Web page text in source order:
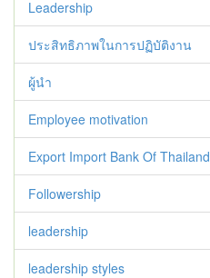
Leadership
ประสิทธิภาพในการปฏิบัติงาน
ผู้นำ
Employee motivation
Export Import Bank Of Thailand
Followership
leadership
leadership styles